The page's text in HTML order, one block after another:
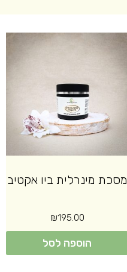
מסכת מינרלית ביו אקטיב
₪195.00
הוספה לסל